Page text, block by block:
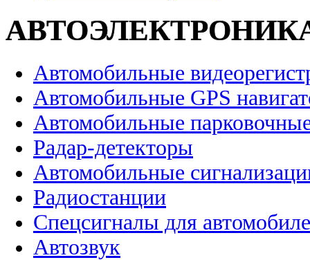
Автомобильные
Автомобильные GPS
Автомобильные
Радар-детекторы
Автомобильные
Радиостанции
Спецсигналы для
Автозвук